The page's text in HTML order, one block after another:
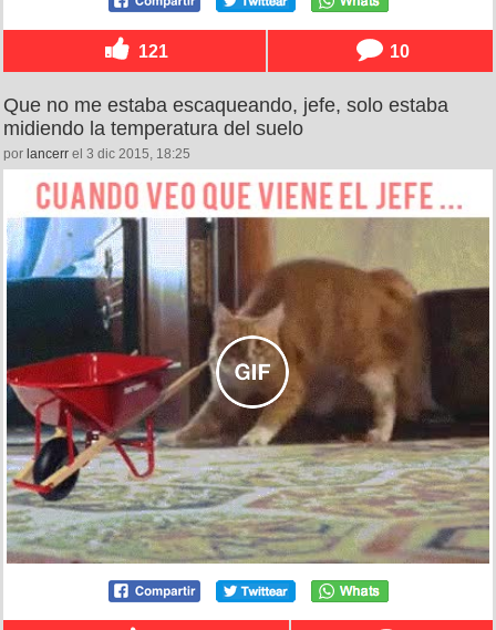
121 10
Que no me estaba escaqueando, jefe, solo estaba
midiendo la temperatura del suelo
por lancerr el 3 dic 2015, 18:25